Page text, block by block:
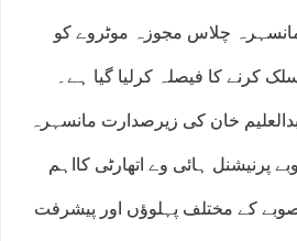
مانسہرہ چلاس مجوزہ موٹروے کو
کرنے کا فیصلہ کرلیا گیا ہے۔
خان کی زیرصدارت مانسہرہ
پرنیشنل ہائی وے اتھارٹی کااہم
کے مختلف پہلوﺅں اور پیشرفت